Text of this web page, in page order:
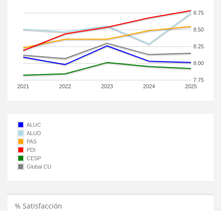
2021 2022 2023 2024 2025
7.75
8.00
8.25
8.50
8.75
ALUC
ALUD
PAS
PDI
CESP
Global CU
% Satisfacción